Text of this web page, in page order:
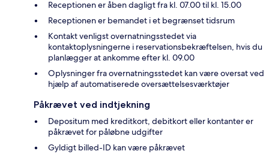
Receptionen er åben dagligt fra kl. 07.00 til kl. 15.00
Receptionen er bemandet i et begrænset tidsrum
Kontakt venligst overnatningsstedet via
kontaktoplysningerne i reservationsbekræftelsen, hvis du
planlægger at ankomme efter kl. 09.00
Oplysninger fra overnatningsstedet kan være oversat ved
hjælp af automatiserede oversættelsesværktøjer
Påkrævet ved indtjekning
Depositum med kreditkort, debitkort eller kontanter er
påkrævet for påløbne udgifter
Gyldigt billed-ID kan være påkrævet